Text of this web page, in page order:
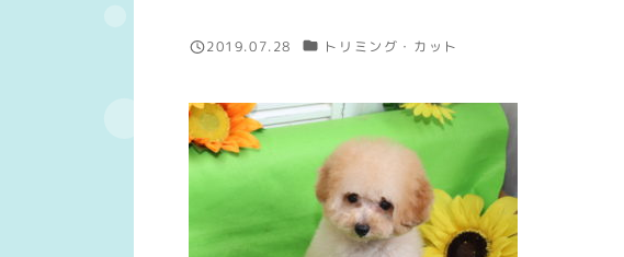
投稿日
2019.07.28 カテゴリー
トリミング・カット